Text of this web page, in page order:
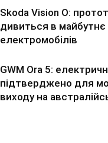
Skoda Vision O:
дивиться в майбутнє
електромобілів
GWM Ora 5:
підтверджено для
виходу на